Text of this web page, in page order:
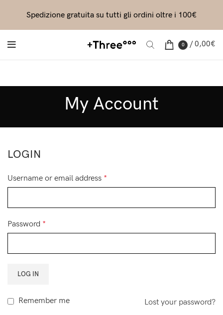
0 / 0,00€
My Account
LOGIN
Username or email address *
Password *
LOG IN
Lost your password?
Remember me
Spedizione gratuita su tutti gli ordini oltre i 100€